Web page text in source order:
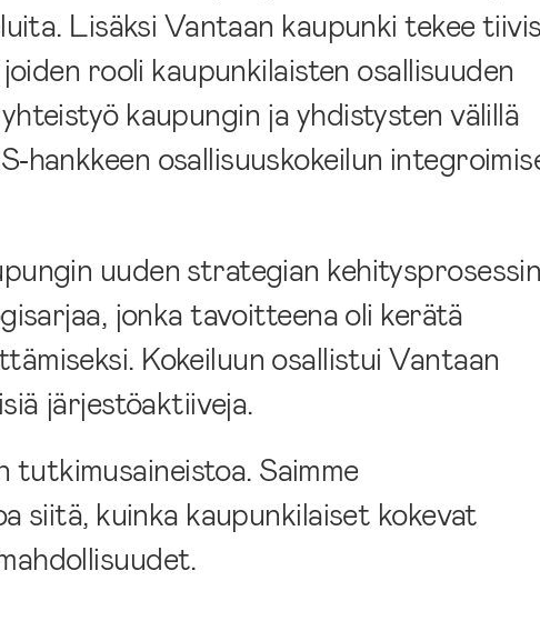
Lisäksi Vantaan kaupunki tekee
rooli kaupunkilaisten osallisuuden
kaupungin ja yhdistysten välillä
osallisuuskokeilun
uuden strategian kehitysprosessin
jonka tavoitteena oli kerätä
Kokeiluun osallistui Vantaan
järjestöaktiiveja.
tutkimusaineistoa. Saimme
siitä, kuinka kaupunkilaiset kokevat